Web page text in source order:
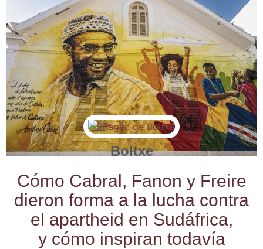
Boltxe
Cómo Cabral, Fanon y Frei­re
die­ron for­ma a la lucha con­tra
el apartheid en Sudá­fri­ca,
y cómo ins­pi­ran todavía